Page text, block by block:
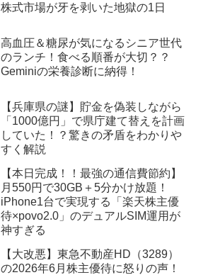
株式市場が牙を剥いた地獄の1日
高血圧＆糖尿が気になるシニア世代
のランチ！食べる順番が大切？？
Geminiの栄養診断に納得！
【兵庫県の謎】貯金を偽装しながら
「1000億円」で県庁建て替えを計画
していた！？驚きの矛盾をわかりや
すく解説
【本日完成！！最強の通信費節約】
月550円で30GB＋5分かけ放題！
iPhone1台で実現する「楽天株主優
待×povo2.0」のデュアルSIM運用が
神すぎる
【大改悪】東急不動産HD（3289）
の2026年6月株主優待に怒りの声！